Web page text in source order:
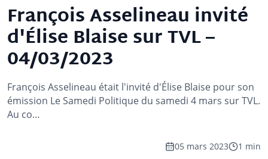
François Asselineau invité
d'Élise Blaise sur TVL –
04/03/2023
François Asselineau était l'invité d'Élise Blaise pour son
émission Le Samedi Politique du samedi 4 mars sur TVL.
Au co…
05 mars 2023 1 min